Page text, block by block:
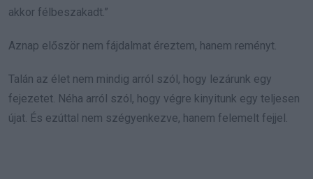
akkor félbeszakadt.”
Aznap először nem fájdalmat éreztem, hanem reményt.
Talán az élet nem mindig arról szól, hogy lezárunk egy
fejezetet. Néha arról szól, hogy végre kinyitunk egy teljesen
újat. És ezúttal nem szégyenkezve, hanem felemelt fejjel.